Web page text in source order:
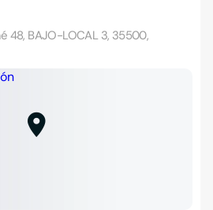
48, BAJO-LOCAL 3, 35500,